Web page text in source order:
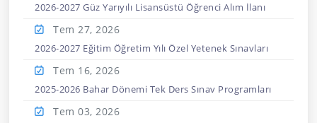
2026-2027 Güz Yarıyılı Lisansüstü Öğrenci Alım İlanı
Tem 27, 2026
2026-2027 Eğitim Öğretim Yılı Özel Yetenek Sınavları
Tem 16, 2026
2025-2026 Bahar Dönemi Tek Ders Sınav Programları
Tem 03, 2026